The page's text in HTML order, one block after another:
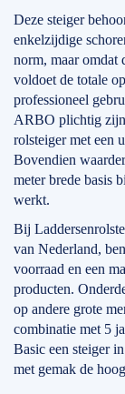
Deze steiger
enkelzijdige
norm, maar omdat
voldoet de totale
professioneel
ARBO plichtig
rolsteiger met een
Bovendien
meter brede basis
werkt.
Bij
van Nederland,
voorraad en een
producten.
op andere grote
combinatie met 5
Basic een steiger
met gemak de